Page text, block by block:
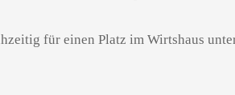
für einen Platz im Wirtshaus